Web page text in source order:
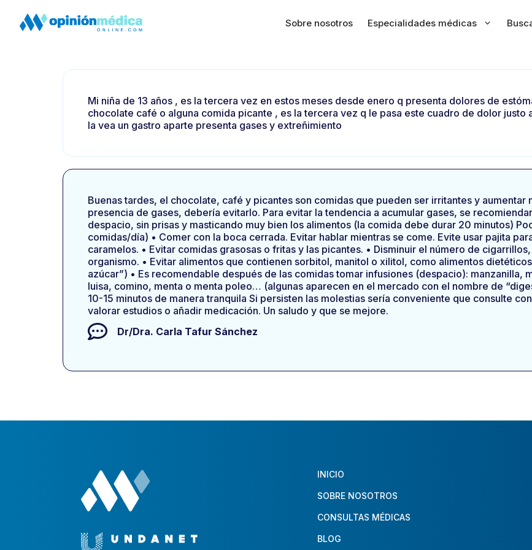
Sobre nosotros Especialidades médicas
Mi niña de 13 años , es la tercera vez en estos meses desde enero q presenta dolores de
chocolate café o alguna comida picante , es la tercera vez q le pasa este cuadro de dolor justo
la vea un gastro aparte presenta gases y extreñimiento
Buenas tardes, el chocolate, café y picantes son comidas que pueden ser irritantes y aumentar
presencia de gases, debería evitarlo. Para evitar la tendencia a acumular gases, se
despacio, sin prisas y masticando muy bien los alimentos (la comida debe durar 20 minutos)
comidas/día) • Comer con la boca cerrada. Evitar hablar mientras se come. Evite usar pajita
caramelos. • Evitar comidas grasosas o fritas y las picantes. • Disminuir el número de
organismo. • Evitar alimentos que contienen sorbitol, manitol o xilitol, como alimentos
azúcar”) • Es recomendable después de las comidas tomar infusiones (despacio): manzanilla,
luisa, comino, menta o menta poleo… (algunas aparecen en el mercado con el nombre de
10-15 minutos de manera tranquila Si persisten las molestias sería conveniente que consulte
valorar estudios o añadir medicación. Un saludo y que se mejore.
Dr/Dra. Carla Tafur Sánchez
INICIO
SOBRE NOSOTROS
CONSULTAS MÉDICAS
BLOG